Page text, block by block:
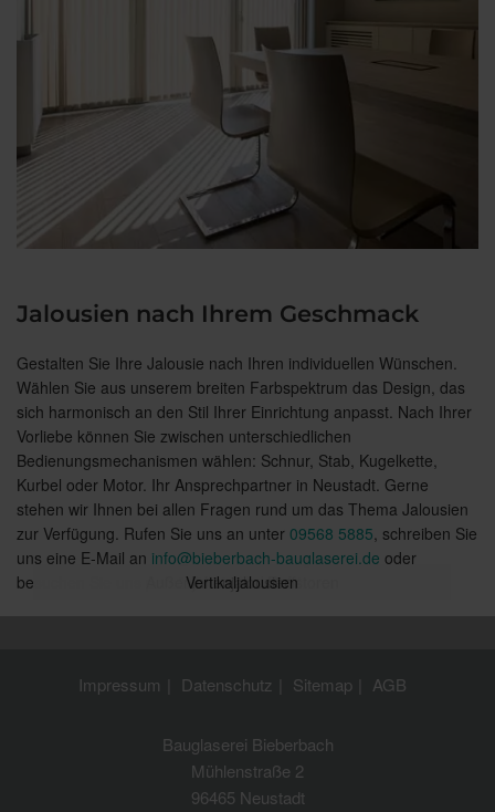
Außenjalousien / Raffstoren
Innenjalousien
Vertikaljalousien
Jalousien nach Ihrem Geschmack
Gestalten Sie Ihre Jalousie nach Ihren individuellen Wünschen.
Wählen Sie aus unserem breiten Farbspektrum das Design, das
sich harmonisch an den Stil Ihrer Einrichtung anpasst. Nach Ihrer
Vorliebe können Sie zwischen unterschiedlichen
Bedienungsmechanismen wählen: Schnur, Stab, Kugelkette,
Kurbel oder Motor. Ihr Ansprechpartner in Neustadt. Gerne
stehen wir Ihnen bei allen Fragen rund um das Thema Jalousien
zur Verfügung. Rufen Sie uns an unter 09568 5885, schreiben Sie
uns eine E-Mail an info@bieberbach-bauglaserei.de oder
besuchen Sie uns persönlich in Neustadt.
Impressum Datenschutz Sitemap AGB
Bauglaserei Bieberbach
Mühlenstraße 2
96465 Neustadt